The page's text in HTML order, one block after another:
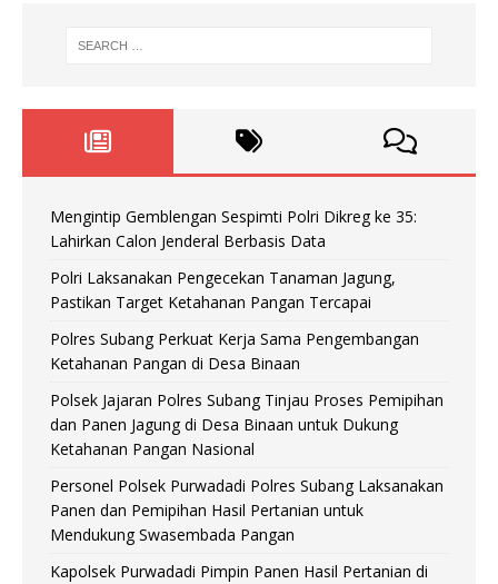
Mengintip Gemblengan Sespimti Polri Dikreg ke 35:
Lahirkan Calon Jenderal Berbasis Data
Polri Laksanakan Pengecekan Tanaman Jagung,
Pastikan Target Ketahanan Pangan Tercapai
Polres Subang Perkuat Kerja Sama Pengembangan
Ketahanan Pangan di Desa Binaan
Polsek Jajaran Polres Subang Tinjau Proses Pemipihan
dan Panen Jagung di Desa Binaan untuk Dukung
Ketahanan Pangan Nasional
Personel Polsek Purwadadi Polres Subang Laksanakan
Panen dan Pemipihan Hasil Pertanian untuk
Mendukung Swasembada Pangan
Kapolsek Purwadadi Pimpin Panen Hasil Pertanian di